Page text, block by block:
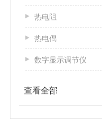
热电阻
热电偶
数字显示调节仪
查看全部